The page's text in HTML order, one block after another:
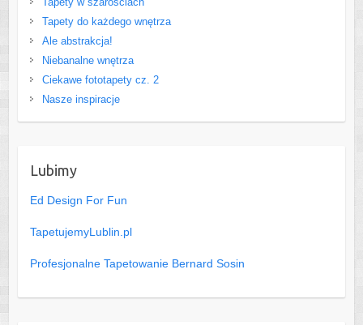
Tapety do każdego wnętrza
Ale abstrakcja!
Niebanalne wnętrza
Ciekawe fototapety cz. 2
Nasze inspiracje
Lubimy
Ed Design For Fun
TapetujemyLublin.pl
Profesjonalne Tapetowanie Bernard Sosin